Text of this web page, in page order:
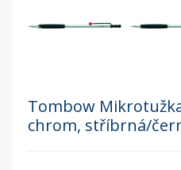
Tombow
chrom, stříbrná/